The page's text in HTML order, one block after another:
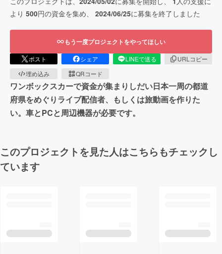
より 500円の資金を集め、 2024/06/25に募集を終了しました
もう一度プロジェクトをやってほしい
ポスト シェア LINEで送る
URLコピー
埋め込み
QRコード
ワンボックスカーで資金が集まりしだい日本一周の都道
府県をめぐりライブ配信者、もしくは旅動画を作りた
い。車とPCと周辺機器が必要です。
このプロジェクトを見た人はこちらもチェックし
ています